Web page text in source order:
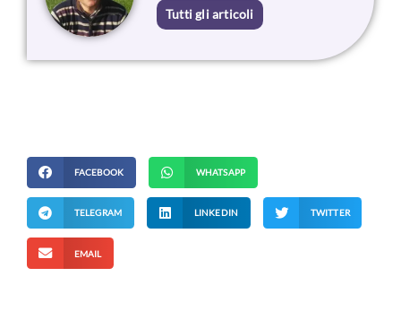
Tutti gli articoli
FACEBOOK WHATSAPP
TELEGRAM LINKEDIN TWITTER
EMAIL